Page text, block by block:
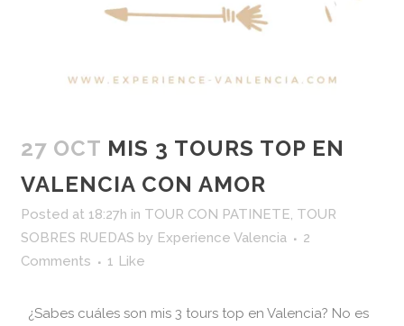
27 OCT MIS 3 TOURS TOP EN
VALENCIA CON AMOR
Posted at 18:27h in TOUR CON PATINETE, TOUR
SOBRES RUEDAS by Experience Valencia
2
Comments
1 Like
¿Sabes cuáles son mis 3 tours top en Valencia? No es